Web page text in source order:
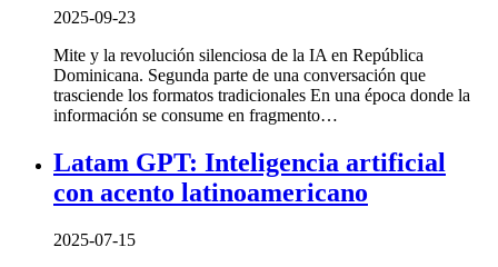
2025-09-23
Mite y la revolución silenciosa de la IA en República
Dominicana. Segunda parte de una conversación que
trasciende los formatos tradicionales En una época donde la
información se consume en fragmento…
Latam GPT: Inteligencia artificial
con acento latinoamericano
2025-07-15